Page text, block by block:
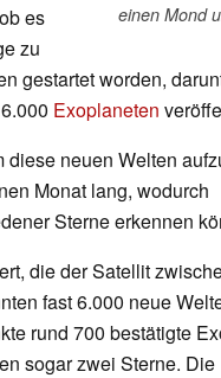
einen Mond
es
zu
gestartet worden,
Exoplaneten
neuen Welten
Monat lang, wodurch
Sterne erkennen
die der Satellit
fast 6.000 neue
rund 700 bestätigte
sogar zwei Sterne. Die